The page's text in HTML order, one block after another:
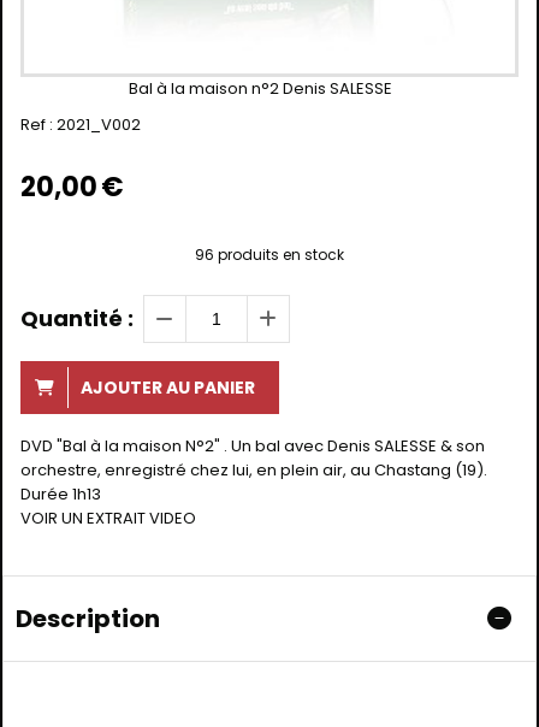
Bal à la maison n°2 Denis SALESSE
Ref : 2021_V002
20,00€
96 produits en stock
Quantité :
AJOUTER AU PANIER
DVD "Bal à la maison N°2" . Un bal avec Denis SALESSE & son
orchestre, enregistré chez lui, en plein air, au Chastang (19).
Durée 1h13
VOIR UN EXTRAIT VIDEO
Description